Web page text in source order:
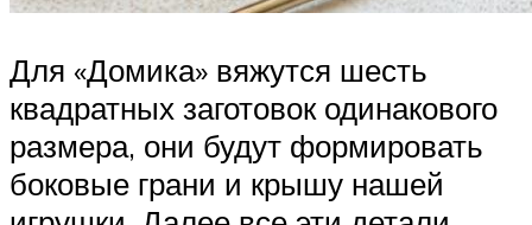
Для «Домика» вяжутся шесть
квадратных заготовок одинакового
размера, они будут формировать
боковые грани и крышу нашей